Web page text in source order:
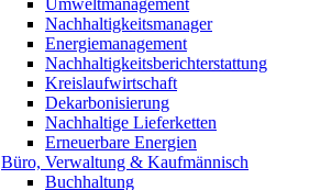
Nachhaltigkeitsmanager
Energiemanagement
Nachhaltigkeitsberichterstattung
Kreislaufwirtschaft
Dekarbonisierung
Nachhaltige Lieferketten
Erneuerbare Energien
Büro, Verwaltung & Kaufmännisch
Buchhaltung